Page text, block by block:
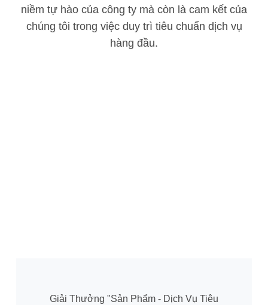
niềm tự hào của công ty mà còn là cam kết của
chúng tôi trong việc duy trì tiêu chuẩn dịch vụ
hàng đầu.
Giải Thưởng "Sản Phẩm - Dịch Vụ Tiêu